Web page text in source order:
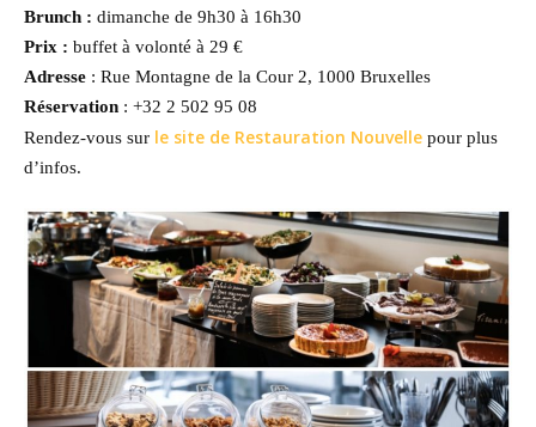
Brunch : dimanche de 9h30 à 16h30
Prix : buffet à volonté à 29 €
Adresse : Rue Montagne de la Cour 2, 1000 Bruxelles
Réservation : +32 2 502 95 08
Rendez-vous sur le site de Restauration Nouvelle pour plus
d’infos.